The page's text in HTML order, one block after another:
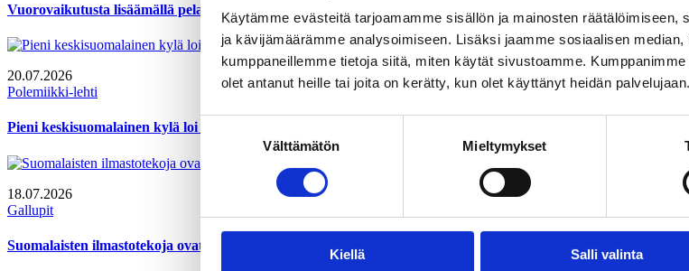
Käytämme evästeitä tarjoamamme sisällön ja mainosten räätälöimiseen,
ja kävijämäärämme analysoimiseen. Lisäksi jaamme sosiaalisen
kumppaneillemme tietoja siitä, miten käytät sivustoamme.
olet antanut heille tai joita on kerätty, kun olet käyttänyt heidän palvelujaan.
Välttämätön Mieltymykset
Kiellä Salli valinta
Vuorovaikutusta lisäämällä pelastusalan autoritäärinen johtaminen voidaan jättää historiaan
20.07.2026
Polemiikki-lehti
Pieni keskisuomalainen kylä loi festivaalin, joka kerää väkeä ympäri Suomea
18.07.2026
Gallupit
Suomalaisten ilmastotekoja ovat kierrätys, kulutuksesta tinkiminen ja energian säästäminen